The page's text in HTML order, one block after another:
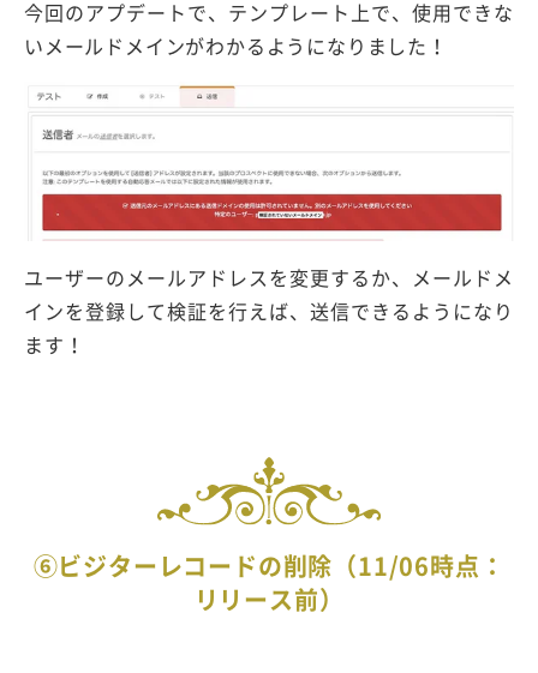
今回のアプデートで、テンプレート上で、使用できな
いメールドメインがわかるようになりました！
ユーザーのメールアドレスを変更するか、メールドメ
インを登録して検証を行えば、送信できるようになり
ます！
⑥ビジターレコードの削除（11/06時点：
リリース前）